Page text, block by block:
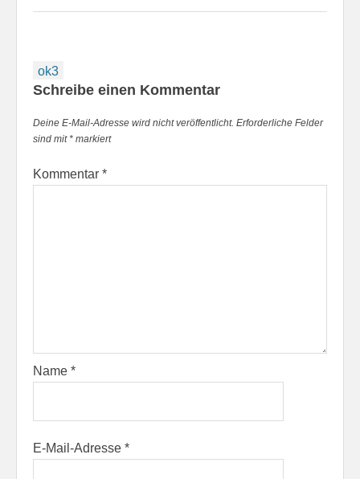
Beitragsnavigation
ok3
Schreibe einen Kommentar
Deine E-Mail-Adresse wird nicht veröffentlicht. Erforderliche Felder
sind mit* markiert
Kommentar *
Name *
E-Mail-Adresse *